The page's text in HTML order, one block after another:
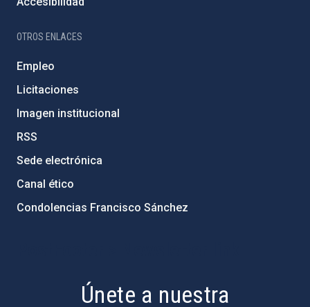
OTROS ENLACES
Empleo
Licitaciones
Imagen institucional
RSS
Sede electrónica
Canal ético
Condolencias Francisco Sánchez
Únete a nuestra